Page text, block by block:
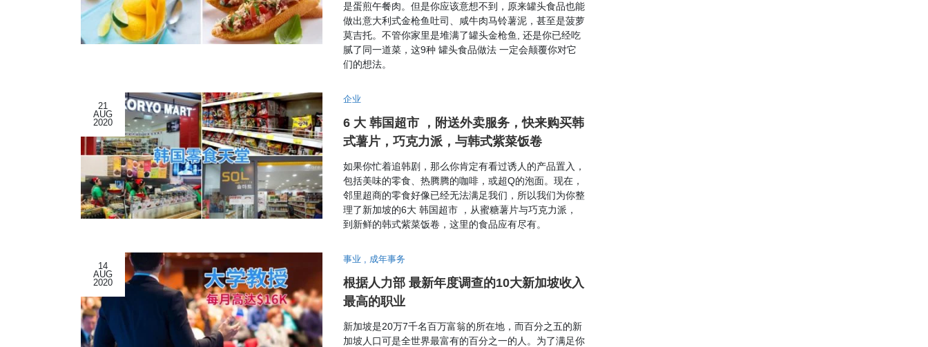
是蛋煎午餐肉。但是你应该意想不到，原来罐头食品也能
做出意大利式金枪鱼吐司、咸牛肉马铃薯泥，甚至是菠萝
莫吉托。不管你家里是堆满了罐头金枪鱼, 还是你已经吃
腻了同一道菜，这9种 罐头食品做法 一定会颠覆你对它
们的想法。
21
AUG
2020
企业
6 大 韩国超市 ，附送外卖服务，快来购买韩
式薯片，巧克力派，与韩式紫菜饭卷
如果你忙着追韩剧，那么你肯定有看过诱人的产品置入，
包括美味的零食、热腾腾的咖啡，或超Q的泡面。现在，
邻里超商的零食好像已经无法满足我们，所以我们为你整
理了新加坡的6大 韩国超市 ，从蜜糖薯片与巧克力派，
到新鲜的韩式紫菜饭卷，这里的食品应有尽有。
14
AUG
2020
事业 , 成年事务
根据人力部 最新年度调查的10大新加坡收入
最高的职业
新加坡是20万7千名百万富翁的所在地，而百分之五的新
加坡人口可是全世界最富有的百分之一的人。为了满足你